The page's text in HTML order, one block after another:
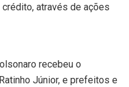
através de ações
recebeu o
Júnior, e prefeitos e